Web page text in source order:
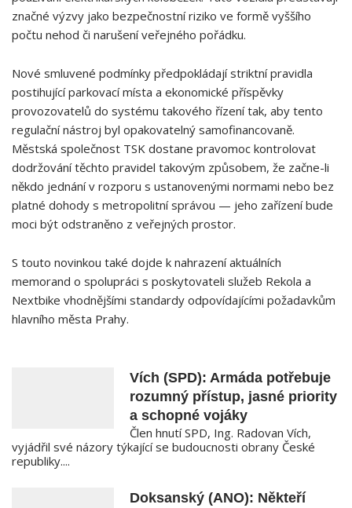
značné výzvy jako bezpečnostní riziko ve formě vyššího
počtu nehod či narušení veřejného pořádku.
Nové smluvené podmínky předpokládají striktní pravidla
postihující parkovací místa a ⁤ekonomické příspěvky
provozovatelů do systému‌ takového řízení tak, aby tento
regulační nástroj byl‌ opakovatelný samofinancovaně.
Městská společnost TSK dostane pravomoc kontrolovat
dodržování těchto pravidel takovým způsobem, že začne-li
někdo jednání v rozporu s‍ ustanovenými normami nebo bez
platné dohody s metropolitní správou​ — jeho zařízení bude
moci být odstraněno z veřejných prostor.
S touto novinkou také dojde k nahrazení aktuálních
memorand o‍ spolupráci s poskytovateli služeb Rekola a
Nextbike vhodnějšími standardy odpovídajícími požadavkům⁢
hlavního města Prahy.
Vích (SPD): Armáda potřebuje
rozumný přístup, jasné priority
a schopné vojáky
Člen hnutí SPD, Ing. Radovan Vích,
vyjádřil své názory týkající se budoucnosti obrany České
republiky....
Doksanský (ANO): Někteří